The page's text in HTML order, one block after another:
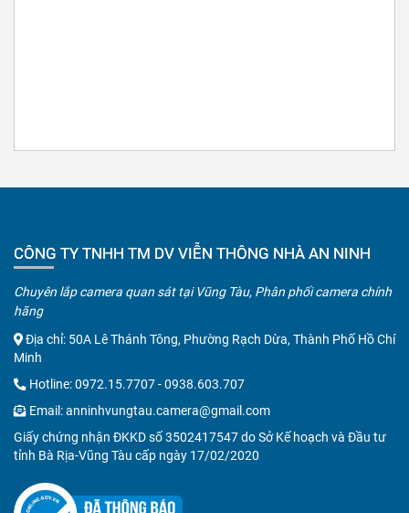
CÔNG TY TNHH TM DV VIỄN THÔNG NHÀ AN NINH
Chuyên lắp camera quan sát tại Vũng Tàu, Phân phối camera chính
hãng
Địa chỉ: 50A Lê Thánh Tông, Phường Rạch Dừa, Thành Phố Hồ Chí
Minh
Hotline:0972.15.7707-0938.603.707
Email:anninhvungtau.camera@gmail.com
Giấy chứng nhận ĐKKD số 3502417547 do Sở Kế hoạch và Đầu tư
tỉnh Bà Rịa-Vũng Tàu cấp ngày 17/02/2020